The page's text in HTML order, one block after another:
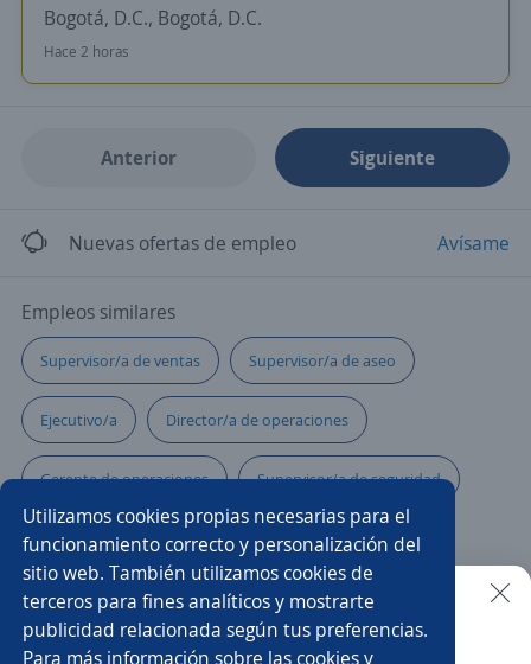
Utilizamos cookies propias necesarias para el
funcionamiento correcto y personalización del
sitio web. También utilizamos cookies de
terceros para fines analíticos y mostrarte
publicidad relacionada según tus preferencias.
Para más información sobre las cookies y
Bogotá, D.C., Bogotá, D.C.
Hace 2 horas
Anterior Siguiente
Nuevas ofertas de empleo Avísame
Empleos similares
Supervisor/a de ventas Supervisor/a de aseo
Ejecutivo/a Director/a de operaciones
Gerente de operaciones Supervisor/a de seguridad
Supervisor/a de almacén Jefe/a de seguridad
Administrador/a punto de venta
Coordinador/a de transporte Coordinador comercial
Buscar es más fácil en la app